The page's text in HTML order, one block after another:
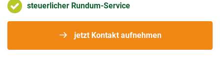
steuerlicher Rundum-Service
jetzt Kontakt aufnehmen